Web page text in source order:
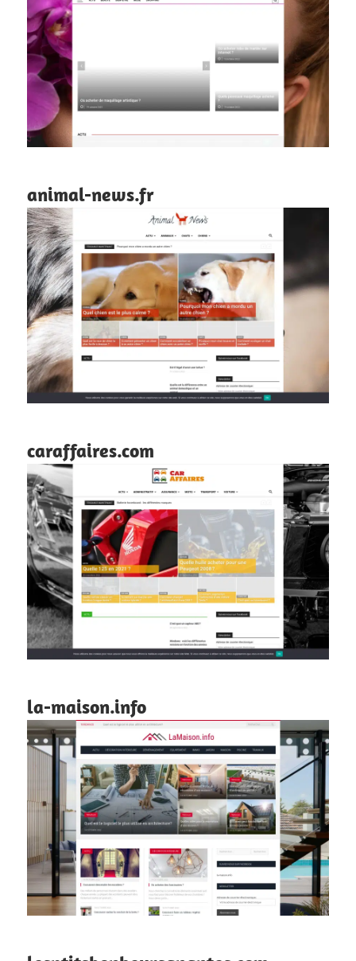
animal-news.fr
caraffaires.com
la-maison.info